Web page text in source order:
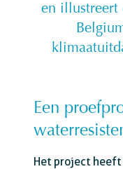
en illustreert
Een
Het project